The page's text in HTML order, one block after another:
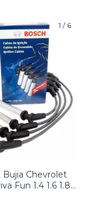
1 / 6
Bujia Chevrolet
Fun 1.4 1.6 1.8